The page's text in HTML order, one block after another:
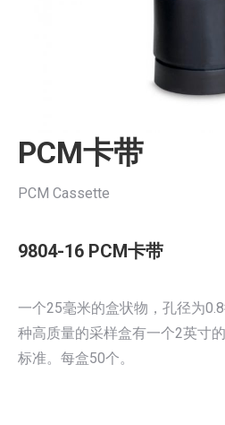
PCM卡带
PCM Cassette
9804-16 PCM卡带
一个25毫米的盒状物，孔径为
种高质量的采样盒有一个2英寸
标准。每盒50个。